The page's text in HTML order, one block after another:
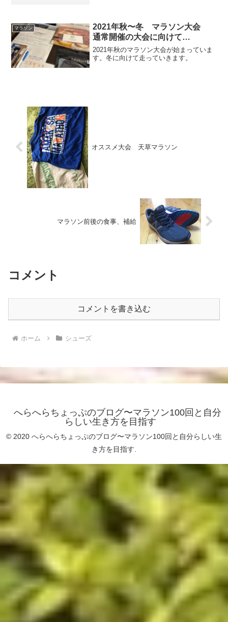
マラソン
2021年秋〜冬 マラソン大会
通常開催の大会に向けて…
2021年秋のマラソン大会が始まっていま
す。冬に向けて走っていきます。
オススメ大会 天草マラソン
マラソン前後の食事、補給
コメント
コメントを書き込む
ホーム シューズ
へらへらちょっぷのブログ〜マラソン100回と自分
らしい生き方を目指す
© 2020 へらへらちょっぷのブログ〜マラソン100回と自分らしい生
き方を目指す.